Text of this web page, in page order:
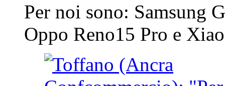
Per noi sono: Samsung
Oppo Reno15 Pro e